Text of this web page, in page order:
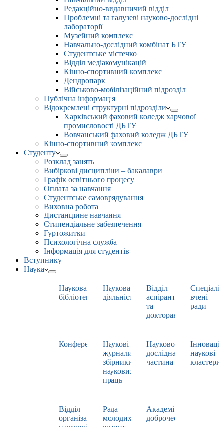
Редакційно-видавничий відділ
Проблемні та галузеві науково-дослідні
лабораторії
Музейний комплекс
Навчально-дослідний комбінат БТУ
Студентське містечко
Відділ медіакомунікацій
Кінно-спортивний комплекс
Дендропарк
Військово-мобілізаційний підрозділ
Публічна інформація
Відокремлені структурні підрозділи
Харківський фаховий коледж харчової
промисловості ДБТУ
Вовчанський фаховий коледж ДБТУ
Кінно-спортивний комплекс
Студенту
Розклад занять
Вибіркові дисципліни – бакалаври
Графік освітнього процесу
Оплата за навчання
Студентське самоврядування
Виховна робота
Дистанційне навчання
Стипендіальне забезпечення
Гуртожитки
Психологічна служба
Інформація для студентів
Вступнику
Наука
Наукова
бібліотека
Наукова
діяльність
Відділ
аспірантури
та
докторантури
вчені
ради
Конференції
Наукові
журнали,
збірники
наукових
праць
Науково-
дослідна
частина
наукові
кластери
Відділ
організації
Рада
молодих
Академічна
доброчесність